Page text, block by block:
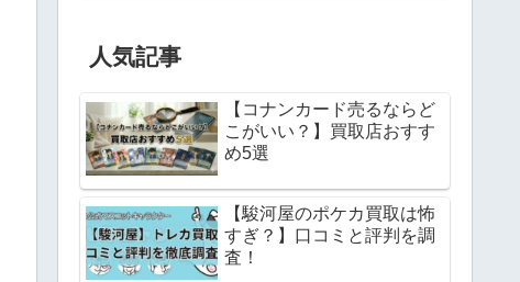
人気記事
【コナンカード売るならど
こがいい？】買取店おすす
め5選
【駿河屋のポケカ買取は怖
すぎ？】口コミと評判を調
査！